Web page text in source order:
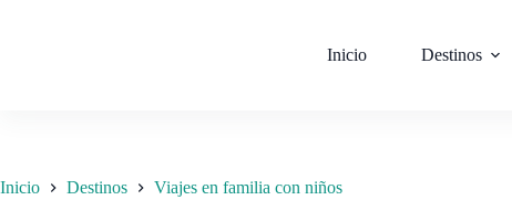
Inicio Destinos
Inicio Destinos Viajes en familia con niños